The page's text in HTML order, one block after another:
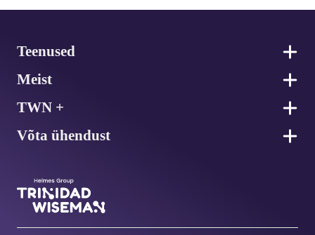
Teenused
Meist
TWN +
Võta ühendust